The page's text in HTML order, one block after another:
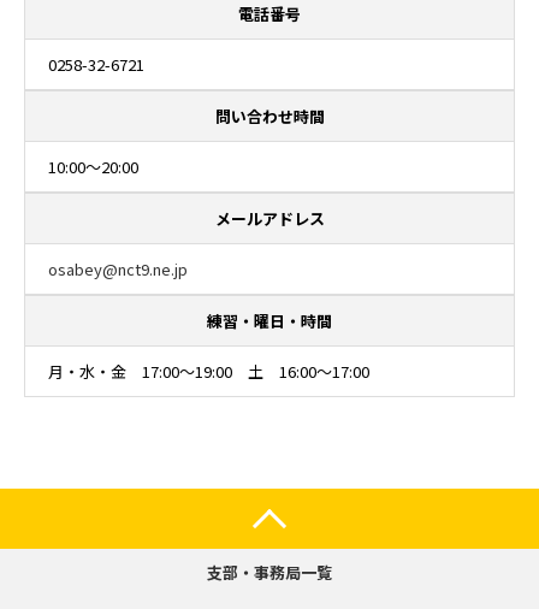
電話番号
0258-32-6721
問い合わせ時間
10:00～20:00
メールアドレス
osabey@nct9.ne.jp
練習・曜日・時間
月・水・金 17:00～19:00 土 16:00～17:00
支部・事務局一覧